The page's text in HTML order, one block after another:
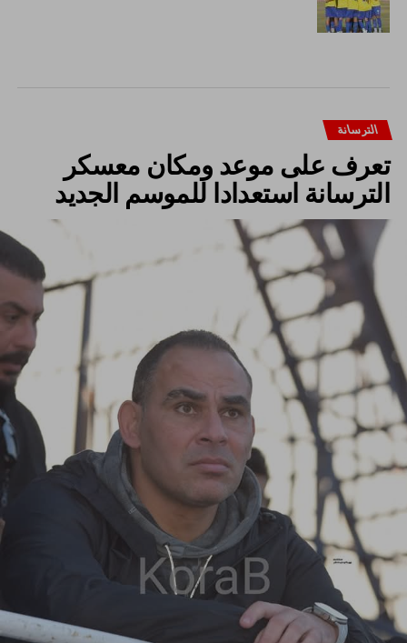
الترسانة
تعرف على موعد ومكان معسكر
الترسانة استعدادا للموسم الجديد